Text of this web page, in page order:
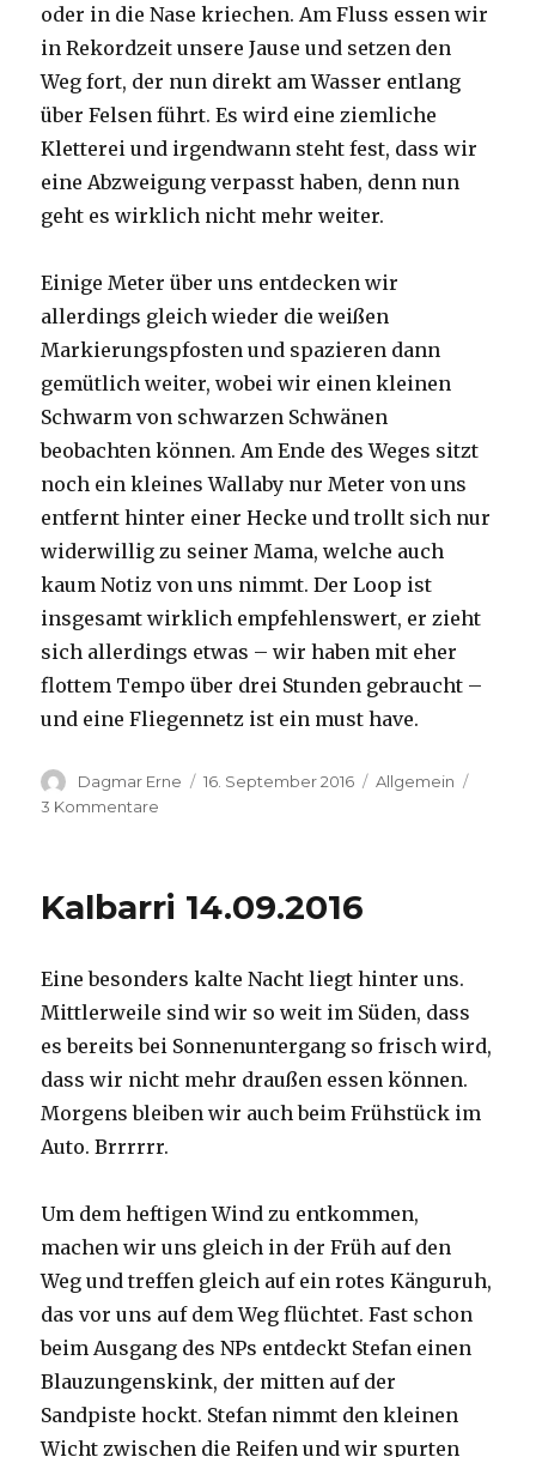
oder in die Nase kriechen. Am Fluss essen wir
in Rekordzeit unsere Jause und setzen den
Weg fort, der nun direkt am Wasser entlang
über Felsen führt. Es wird eine ziemliche
Kletterei und irgendwann steht fest, dass wir
eine Abzweigung verpasst haben, denn nun
geht es wirklich nicht mehr weiter.
Einige Meter über uns entdecken wir
allerdings gleich wieder die weißen
Markierungspfosten und spazieren dann
gemütlich weiter, wobei wir einen kleinen
Schwarm von schwarzen Schwänen
beobachten können. Am Ende des Weges sitzt
noch ein kleines Wallaby nur Meter von uns
entfernt hinter einer Hecke und trollt sich nur
widerwillig zu seiner Mama, welche auch
kaum Notiz von uns nimmt. Der Loop ist
insgesamt wirklich empfehlenswert, er zieht
sich allerdings etwas – wir haben mit eher
flottem Tempo über drei Stunden gebraucht –
und eine Fliegennetz ist ein must have.
Autor
Dagmar Erne
Veröffentlicht
16. September 2016 Kategorien
Allgemein
3 Kommentare
Kalbarri 14.09.2016
Eine besonders kalte Nacht liegt hinter uns.
Mittlerweile sind wir so weit im Süden, dass
es bereits bei Sonnenuntergang so frisch wird,
dass wir nicht mehr draußen essen können.
Morgens bleiben wir auch beim Frühstück im
Auto. Brrrrrr.
Um dem heftigen Wind zu entkommen,
machen wir uns gleich in der Früh auf den
Weg und treffen gleich auf ein rotes Känguruh,
das vor uns auf dem Weg flüchtet. Fast schon
beim Ausgang des NPs entdeckt Stefan einen
Blauzungenskink, der mitten auf der
Sandpiste hockt. Stefan nimmt den kleinen
Wicht zwischen die Reifen und wir spurten